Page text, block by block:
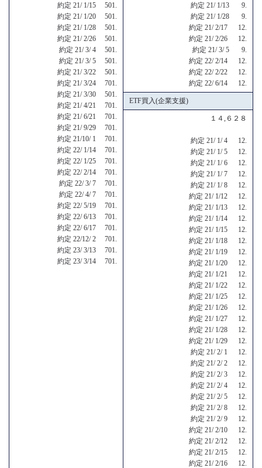
約定 21/ 1/15 501.
約定 21/ 1/20 501.
約定 21/ 1/28 501.
約定 21/ 2/26 501.
約定 21/ 3/ 4 501.
約定 21/ 3/ 5 501.
約定 21/ 3/22 501.
約定 21/ 3/24 701.
約定 21/ 3/30 501.
約定 21/ 4/21 701.
約定 21/ 6/21 701.
約定 21/ 9/29 701.
約定 21/10/ 1 701.
約定 22/ 1/14 701.
約定 22/ 1/25 701.
約定 22/ 2/14 701.
約定 22/ 3/ 7 701.
約定 22/ 4/ 7 701.
約定 22/ 5/19 701.
約定 22/ 6/13 701.
約定 22/ 6/17 701.
約定 22/12/ 2 701.
約定 23/ 3/13 701.
約定 23/ 3/14 701.
約定 21/ 1/13 9.
約定 21/ 1/28 9.
約定 21/ 2/17 12.
約定 21/ 2/26 12.
約定 21/ 3/ 5 9.
約定 22/ 2/14 12.
約定 22/ 2/22 12.
約定 22/ 6/14 12.
ETF買入(企業支援)
１４,６２８
約定 21/ 1/ 4 12.
約定 21/ 1/ 5 12.
約定 21/ 1/ 6 12.
約定 21/ 1/ 7 12.
約定 21/ 1/ 8 12.
約定 21/ 1/12 12.
約定 21/ 1/13 12.
約定 21/ 1/14 12.
約定 21/ 1/15 12.
約定 21/ 1/18 12.
約定 21/ 1/19 12.
約定 21/ 1/20 12.
約定 21/ 1/21 12.
約定 21/ 1/22 12.
約定 21/ 1/25 12.
約定 21/ 1/26 12.
約定 21/ 1/27 12.
約定 21/ 1/28 12.
約定 21/ 1/29 12.
約定 21/ 2/ 1 12.
約定 21/ 2/ 2 12.
約定 21/ 2/ 3 12.
約定 21/ 2/ 4 12.
約定 21/ 2/ 5 12.
約定 21/ 2/ 8 12.
約定 21/ 2/ 9 12.
約定 21/ 2/10 12.
約定 21/ 2/12 12.
約定 21/ 2/15 12.
約定 21/ 2/16 12.